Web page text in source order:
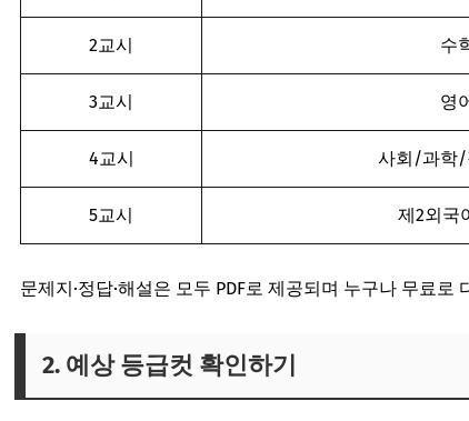
2교시 수
3교시 영
4교시 사회/과학/
5교시 제2외국
문제지·정답·해설은 모두 PDF로 제공되며 누구나 무료로
2. 예상 등급컷 확인하기